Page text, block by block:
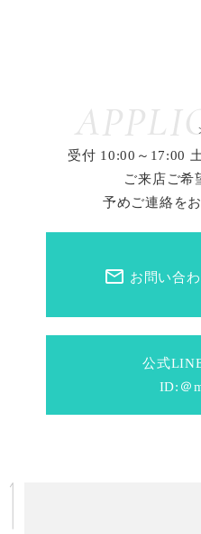
公式
ID:＠
mail_outline お問い合
受付 10:00～17:00
ご来店ご希
予めご連絡を